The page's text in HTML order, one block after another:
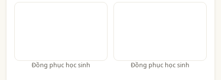
Đồng phục học sinh Đồng phục học sinh